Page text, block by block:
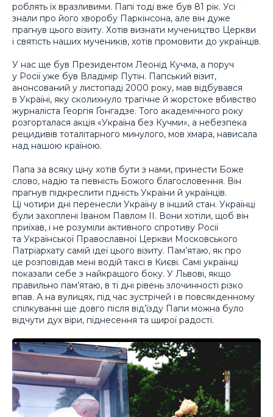
роблять їх вразливими. Папі тоді вже був 81 рік. Усі
знали про його хворобу Паркінсона, але він дуже
прагнув цього візиту. Хотів визнати мучеництво Церкви
і святість наших мучеників, хотів промовити до українців.
У нас ще був Президентом Леонід Кучма, а поруч
у Росії уже був Владімір Путін. Папський візит,
анонсований у листопаді 2000 року, мав відбувався
в Україні, яку сколихнуло трагічне й жорстоке вбивство
журналіста Георгія Ґонгадзе. Того академічного року
розгорталася акція «Україна без Кучми», а небезпека
рецидивів тоталітарного минулого, мов хмара, нависала
над нашою країною.
Папа за всяку ціну хотів бути з нами, принести Боже
слово, надію та певність Божого благословення. Він
прагнув підкреслити гідність України й українців.
Ці чотири дні перенесли Україну в інший стан. Українці
були захоплені Іваном Павлом ІІ. Вони хотіли, щоб він
приїхав, і не розуміли активного спротиву Росії
та Української Православної Церкви Московського
Патріархату самій ідеї цього візиту. Пам’ятаю, як про
це розповідав мені водій таксі в Києві. Самі українці
показали себе з найкращого боку. У Львові, якщо
правильно пам’ятаю, в ті дні рівень злочинності різко
впав. А на вулицях, під час зустрічей і в повсякденному
спілкуванні ще довго після від’їзду Папи можна було
відчути дух віри, піднесення та щирої радості.